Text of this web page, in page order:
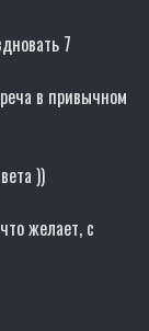
7
в привычном
))
желает, с